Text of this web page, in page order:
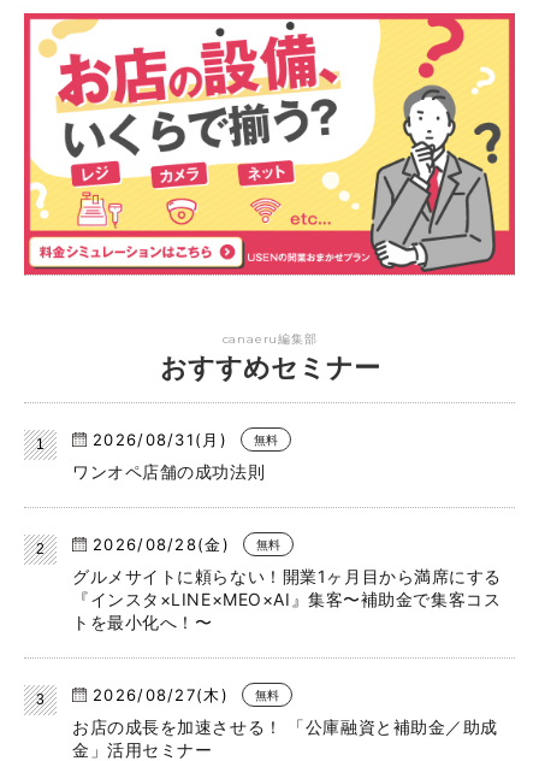
canaeru編集部
おすすめセミナー
2026/08/31(月) 無料
ワンオペ店舗の成功法則
2026/08/28(金) 無料
グルメサイトに頼らない！開業1ヶ月目から満席にする
『インスタ×LINE×MEO×AI』集客〜補助金で集客コス
トを最小化へ！〜
2026/08/27(木) 無料
お店の成長を加速させる！ 「公庫融資と補助金／助成
金」活用セミナー